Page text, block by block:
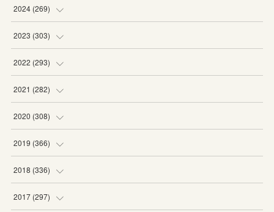
(22
(20
(19
(19
(20
(19
(20
2024 (269)
(16
(16
(21
(20
2023 (303)
(27
(25
(29
(25
2022 (293)
(18
(27
(26
(25
2021 (282)
(19
(23
(27
(26
2020 (308)
(22
(25
(26
2019 (366)
(28
(34
2018 (336)
(25
2017 (297)